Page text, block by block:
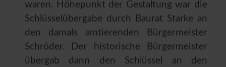
waren. Höhepunkt der Gestaltung war die
Schlüsselübergabe durch Baurat Starke an
den damals amtierenden Bürgermeister
Schröder. Der historische Bürgermeister
übergab dann den Schlüssel an den